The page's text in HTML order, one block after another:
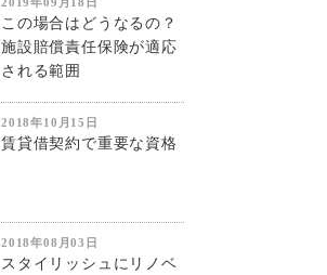
この場合はどうなるの？
施設賠償責任保険が適応
される範囲
2018年10月15日
賃貸借契約で重要な資格
2018年08月03日
スタイリッシュにリノベ